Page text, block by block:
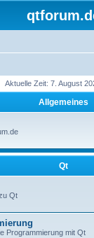
Aktuelle Zeit: 7. August
Allgemeines
Qt
Qt
Programmierung mit Qt